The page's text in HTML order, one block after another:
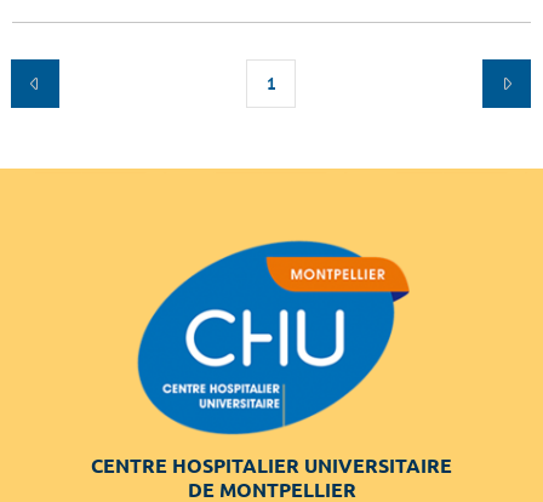
1
CENTRE HOSPITALIER UNIVERSITAIRE
DE MONTPELLIER